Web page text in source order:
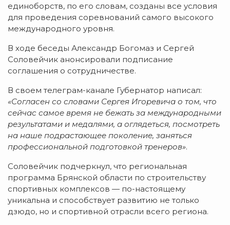
единоборств, по его словам, созданы все условия
для проведения соревнований самого высокого
международного уровня.
В ходе беседы Александр Богомаз и Сергей
Соловейчик анонсировали подписание
соглашения о сотрудничестве.
В своем телеграм-канале Губернатор написал:
«Согласен со словами Сергея Игоревича о том, что
сейчас самое время не бежать за международными
результатами и медалями, а оглядеться, посмотреть
на наше подрастающее поколение, заняться
профессиональной подготовкой тренеров».
Соловейчик подчеркнул, что региональная
программа Брянской области по строительству
спортивных комплексов — по-настоящему
уникальна и способствует развитию не только
дзюдо, но и спортивной отрасли всего региона.